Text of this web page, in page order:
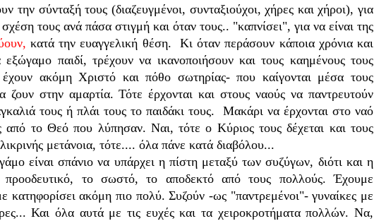
την σύνταξή τους (διαζευγμένοι, συνταξιούχοι, χήρες και χήροι), για
τους ανά πάσα στιγμή και όταν τους.. "καπνίσει", για να είναι της
κατά την ευαγγελική θέση. Κι όταν περάσουν κάποια χρόνια και
παιδί, τρέχουν να ικανοποιήσουν και τους καημένους τους
έχουν ακόμη Χριστό και πόθο σωτηρίας- που καίγονται μέσα τους
ζουν στην αμαρτία. Τότε έρχονται και στους ναούς να παντρευτούν
τους ή πλάι τους το παιδάκι τους. Μακάρι να έρχονται στο ναό
από το Θεό που λύπησαν. Ναι, τότε ο Κύριος τους δέχεται και τους
μετάνοια, τότε.... όλα πάνε κατά διαβόλου...
είναι σπάνιο να υπάρχει η πίστη μεταξύ των συζύγων, διότι και η
προοδευτικό, το σωστό, το αποδεκτό από τους πολλούς. Έχουμε
κατηφορίσει ακόμη πιο πολύ. Συζούν -ως "παντρεμένοι"- γυναίκες με
Και όλα αυτά με τις ευχές και τα χειροκροτήματα πολλών. Να,